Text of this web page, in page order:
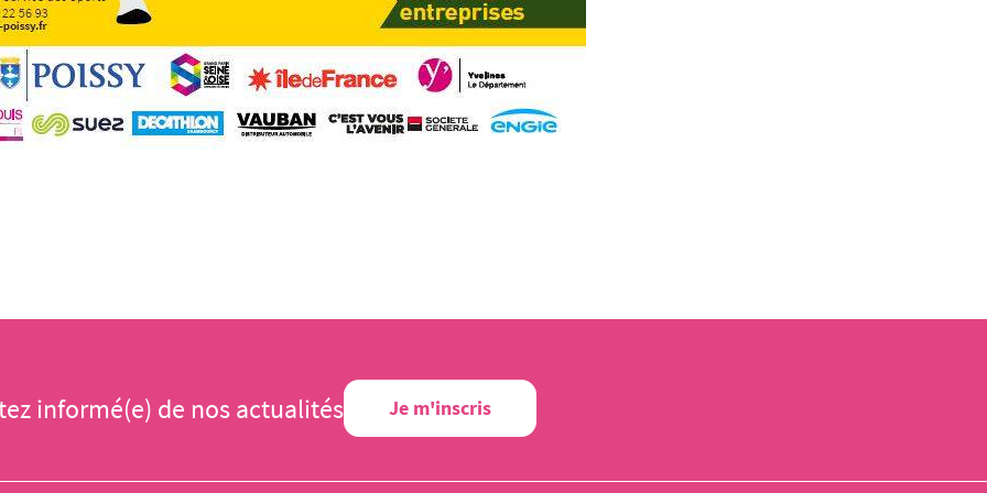
informé(e) de nos actualités Je m'inscris